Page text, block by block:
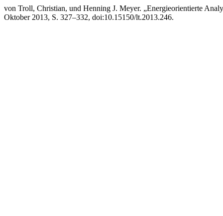
von Troll, Christian, und Henning J. Meyer. „Energieorientierte
Oktober 2013, S. 327–332, doi:10.15150/lt.2013.246.